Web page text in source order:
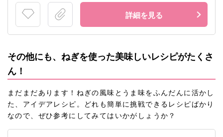
詳細を見る
その他にも、ねぎを使った美味しいレシピがたくさ
ん！
まだまだあります！ねぎの風味とうま味をふんだんに活かし
た、アイデアレシピ。どれも簡単に挑戦できるレシピばかり
なので、ぜひ参考にしてみてはいかがしょうか？